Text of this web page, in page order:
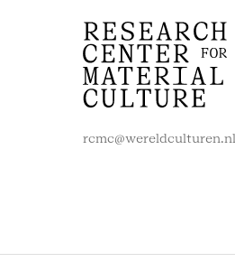
RCMC
FOOTER
MENU
rcmc@wereldculturen.nl